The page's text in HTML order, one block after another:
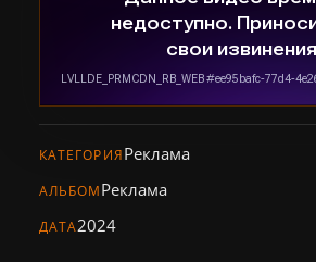
Видеопродакшен
Персонал
КАТЕГОРИЯРеклама
АЛЬБОМРеклама
ДАТА2024